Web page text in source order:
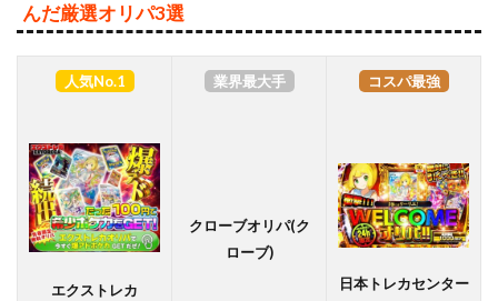
んだ厳選オリパ3選
人気No.1
エクストレカ
業界最大手
クローブオリパ(ク
ローブ)
コスパ最強
日本トレカセンター